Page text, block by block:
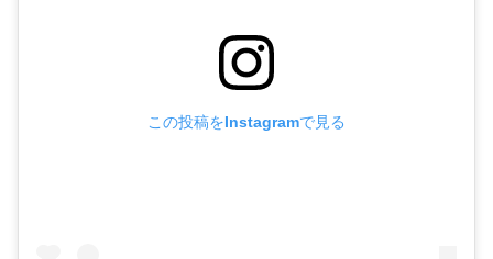
この投稿をInstagramで見る